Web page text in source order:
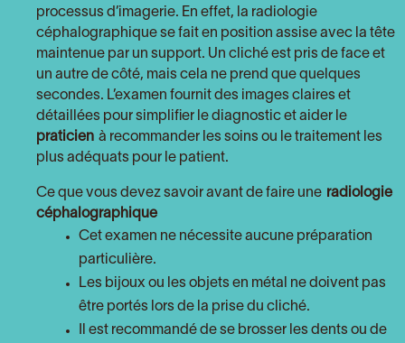
processus d’imagerie. En effet, la radiologie
céphalographique se fait en position assise avec la tête
maintenue par un support. Un cliché est pris de face et
un autre de côté, mais cela ne prend que quelques
secondes. L’examen fournit des images claires et
détaillées pour simplifier le diagnostic et aider le
praticien à recommander les soins ou le traitement les
plus adéquats pour le patient.
Ce que vous devez savoir avant de faire une radiologie
céphalographique
Cet examen ne nécessite aucune préparation
particulière.
Les bijoux ou les objets en métal ne doivent pas
être portés lors de la prise du cliché.
Il est recommandé de se brosser les dents ou de